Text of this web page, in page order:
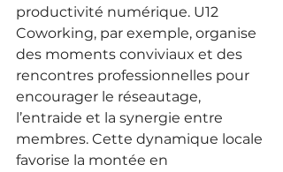
productivité numérique. U12
Coworking, par exemple, organise
des moments conviviaux et des
rencontres professionnelles pour
encourager le réseautage,
l’entraide et la synergie entre
membres. Cette dynamique locale
favorise la montée en